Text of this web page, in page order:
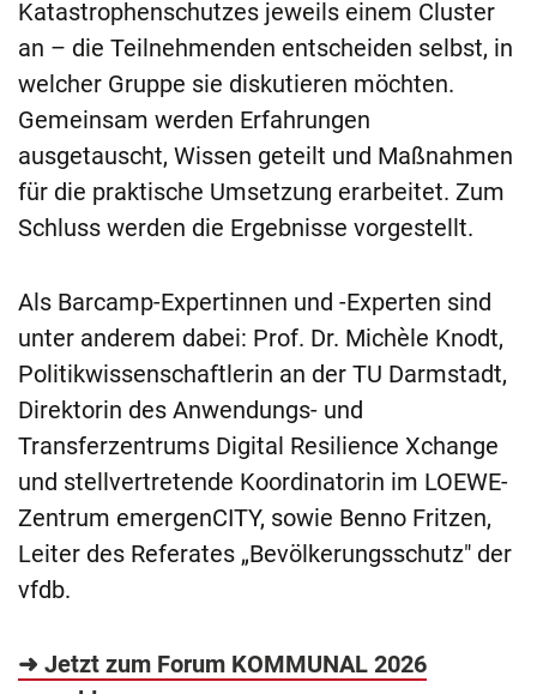
Katastrophenschutzes jeweils einem Cluster
an – die Teilnehmenden entscheiden selbst, in
welcher Gruppe sie diskutieren möchten.
Gemeinsam werden Erfahrungen
ausgetauscht, Wissen geteilt und Maßnahmen
für die praktische Umsetzung erarbeitet. Zum
Schluss werden die Ergebnisse vorgestellt.
Als Barcamp-Expertinnen und -Experten sind
unter anderem dabei: Prof. Dr. Michèle Knodt,
Politikwissenschaftlerin an der TU Darmstadt,
Direktorin des Anwendungs- und
Transferzentrums Digital Resilience Xchange
und stellvertretende Koordinatorin im LOEWE-
Zentrum emergenCITY, sowie Benno Fritzen,
Leiter des Referates „Bevölkerungsschutz" der
vfdb.
➜ Jetzt zum Forum KOMMUNAL 2026